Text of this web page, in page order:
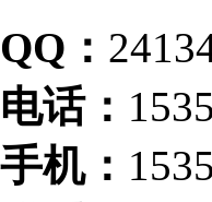
QQ：
电话：
手机：